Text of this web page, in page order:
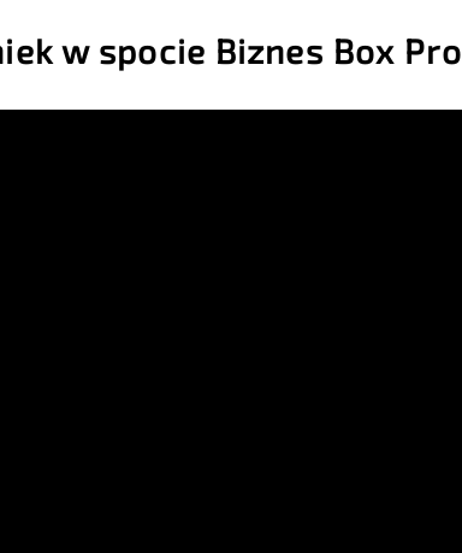
w spocie Biznes Box Pro